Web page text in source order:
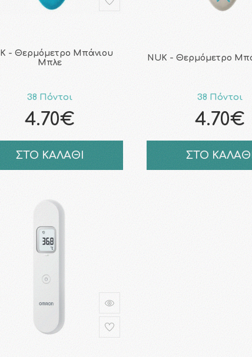
- Θερμόμετρο Μπάνιου
Μπλε
38 Πόντοι
4.70€
ΣΤΟ ΚΑΛΑΘΙ
NUK - Θερμόμετρο
38 Πόντοι
4.70€
ΣΤΟ